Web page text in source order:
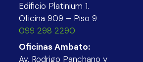
Edificio Platinium 1.
Oficina 909 – Piso 9
099 298 2290
Oficinas Ambato:
Av. Rodrigo Panchano y